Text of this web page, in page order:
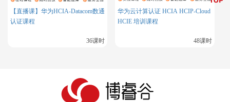
【直播课】华为HCIA-Datacom数通
认证课程
36课时
华为云计算认证 HCIA HCIP-Cloud
HCIE 培训课程
48课时